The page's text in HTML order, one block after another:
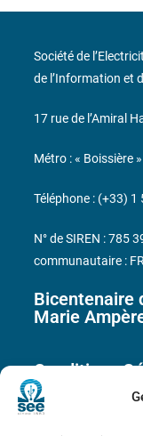
Bicentenaire
Marie
Conditions
Société de
de l’Information et
17 rue de l’Amiral
Métro : « Boissière
Téléphone : (+33) 1
N° de SIREN : 785
communautaire :